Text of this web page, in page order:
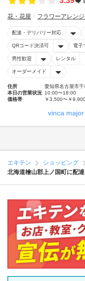
花・花屋 フラワーアレン
配達・デリバリー対応
QRコード決済可 電子
男性歓迎 レンタル
オーダーメイド
住所
愛知県名古屋市
本日の営業状況 10:00〜18:00
価格帯
￥3,500〜￥
vinca
エキテン ショッピング
北海道檜山郡上ノ国町に配